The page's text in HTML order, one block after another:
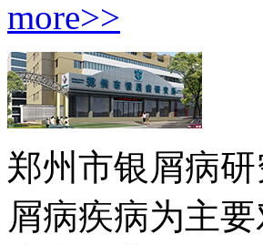
more>>
郑州市银屑病
屑病疾病为主